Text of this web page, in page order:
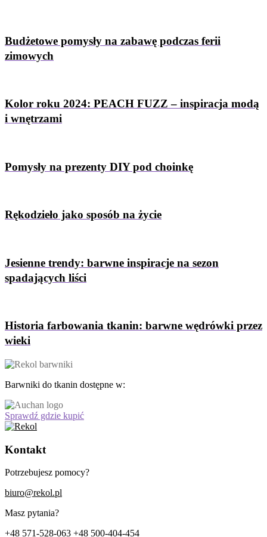
Budżetowe pomysły na zabawę podczas ferii
zimowych
Kolor roku 2024: PEACH FUZZ – inspiracja modą
i wnętrzami
Pomysły na prezenty DIY pod choinkę
Rękodzieło jako sposób na życie
Jesienne trendy: barwne inspiracje na sezon
spadających liści
Historia farbowania tkanin: barwne wędrówki przez
wieki
Barwniki do tkanin dostępne w:
Sprawdź gdzie kupić
Kontakt
Potrzebujesz pomocy?
biuro@rekol.pl
Masz pytania?
+48 571-528-063 +48 500-404-454